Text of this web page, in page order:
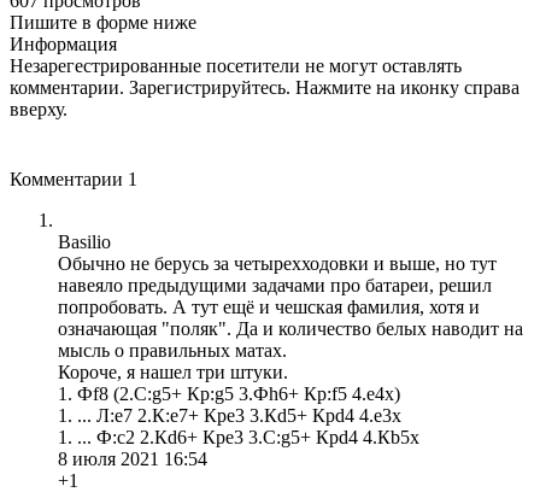
Пишите в форме ниже
Информация
Незарегестрированные посетители не могут оставлять
комментарии. Зарегистрируйтесь. Нажмите на иконку справа
вверху.
Комментарии 1
Basilio
Обычно не берусь за четырехходовки и выше, но тут
навеяло предыдущими задачами про батареи, решил
попробовать. А тут ещё и чешская фамилия, хотя и
означающая "поляк". Да и количество белых наводит на
мысль о правильных матах.
Короче, я нашел три штуки.
1. Фf8 (2.C:g5+ Кр:g5 3.Фh6+ Кр:f5 4.е4х)
1. ... Л:е7 2.К:е7+ Кре3 3.Кd5+ Крd4 4.e3x
1. ... Ф:с2 2.Кd6+ Кре3 3.C:g5+ Крd4 4.Кb5x
8 июля 2021 16:54
+1